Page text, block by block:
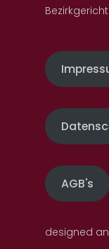
AGB's
designed